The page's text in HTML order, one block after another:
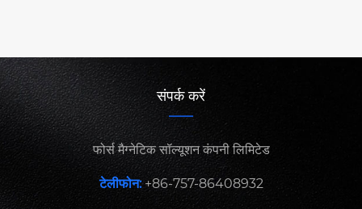
संपर्क करें
फोर्स मैग्नेटिक सॉल्यूशन कंपनी लिमिटेड
टेलीफोन:+86-757-86408932